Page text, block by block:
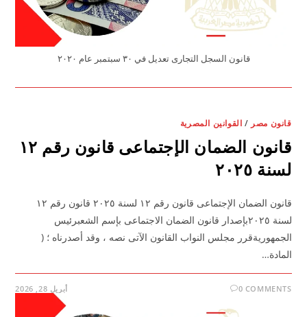
قانون السجل التجارى تعديل في ٣٠ سبتمبر عام ٢٠٢٠
قانون مصر / القوانين المصرية
قانون الضمان الإجتماعى قانون رقم ١٢
لسنة ٢٠٢٥
قانون الضمان الإجتماعى قانون رقم ١٢ لسنة ٢٠٢٥ قانون رقم ١٢
لسنة ٢٠٢٥بإصدار قانون الضمان الاجتماعى بإسم الشعبرئيس
الجمهوريةقرر مجلس النواب القانون الآتى نصه ، وقد أصدرناه ؛ (
المادة…
0 COMMENTS أبريل 28, 2026